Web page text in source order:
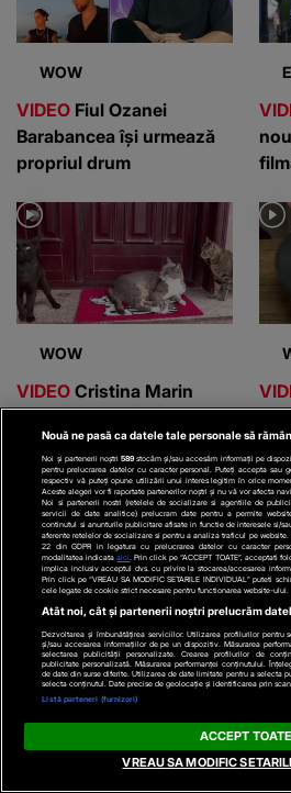
WOW
VIDEO Fiul Ozanei
Barabancea își urmează
propriul drum
WOW
VIDEO Cristina Marin
salvează sute de pisici de
una singură
un
Parteneri
Nouă ne pasă ca datele tale personale să
Noi și partenerii noștri 589stocăm și/sau accesăm informații pe
pentru prelucrarea datelor cu caracter personal. Puteți accepta sau
respectiv vă puteți opune utilizării unui interes legitim în orice
Aceste alegeri vor fi raportate partenerilor noștri și nu vă vor afecta
Noi si partenerii nostri (retelele de socializare si agentiile de
servicii de date analitice) prelucram date pentru a permite
continutul si anunturile publicitare afisate in functie de interesele si/
aferente retelelor de socializare si pentru a analiza traficul pe
22 din GDPR in legatura cu prelucrarea datelor cu caracter
modalitatea indicataaici . Prin click pe “ACCEPT TOATE”, acceptati
implica inclusiv acceptul dvs. cu privire la stocarea/accesarea
Prin click pe “VREAU SA MODIFIC SETARILE INDIVIDUAL” puteti
cele legate de cookie strict necesare pentru functionarea website-ului.
Atât noi, cât și partenerii noștri prelucrăm
Dezvoltarea și îmbunătățirea serviciilor. Utilizarea profilurilor pentru
și/sau accesarea informațiilor de pe un dispozitiv. Măsurarea
selectarea publicității personalizate. Crearea profilurilor de
publicitate personalizată. Măsurarea performanței conținutului.
de date din surse diferite. Utilizarea de date limitate pentru a selecta
selecta conținutul. Date precise de geolocație și identificarea prin
Listă parteneri (furnizori)
ACCEPT TOATE
VREAU SA MODIFIC